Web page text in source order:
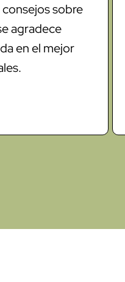
consejos sobre
agradece
en el mejor